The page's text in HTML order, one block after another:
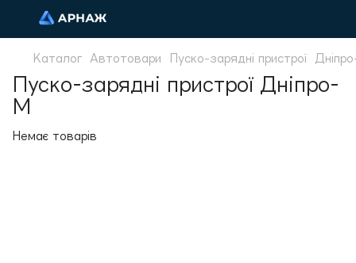
Каталог Автотовари Пуско-зарядні пристрої
Пуско-зарядні пристрої Дніпро-
М
Немає товарів